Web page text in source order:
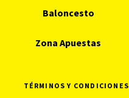
Baloncesto
Zona Apuestas
TÉRMINOS Y CONDICIONES